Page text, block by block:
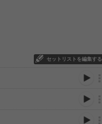
セットリストを編集する